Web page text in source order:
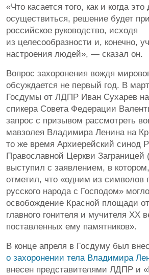
«Что касается того, как и когда
осуществиться, решение будет
российское руководство, исходя
из целесообразности и, конечно,
настроения людей», — сказал он.
Вопрос захоронения вождя
обсуждается не первый год. В
Госдумы от ЛДПР Иван Сухарев
спикера Совета Федерации
запрос с призывом рассмотреть
мавзолея Владимира Ленина на
то же время Архиерейский синод
Православной Церкви
выступил с заявлением, в
отметил, что «одним из символов
русского народа с Господом»
освобождение Красной площади
главного гонителя и мучителя XX
поставленных ему памятников».
В конце апреля в Госдуму был
о захоронении тела Владимира
внесен представителями ЛДПР и